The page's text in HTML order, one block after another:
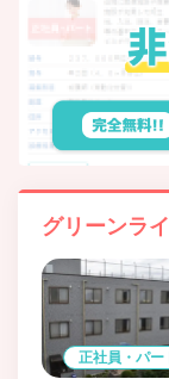
グリーンラ
正社員・パー